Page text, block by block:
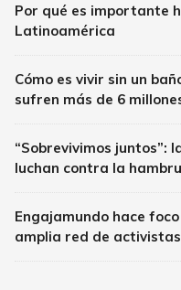
Por qué es importante
Latinoamérica
Cómo es vivir sin un
sufren más de 6
“Sobrevivimos juntos”:
luchan contra la
Engajamundo hace
amplia red de